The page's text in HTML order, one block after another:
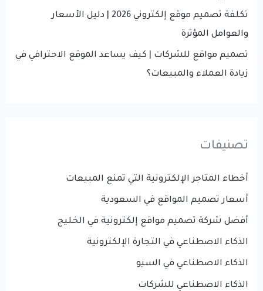
تكلفة تصميم موقع إلكتروني 2026 | دليل الأسعار
والعوامل المؤثرة
تصميم مواقع للشركات | كيف يساعد الموقع الاحترافي في
زيادة العملاء والمبيعات؟
تصنيفات
أخطاء المتاجر الإلكترونية التي تمنع المبيعات
أسعار تصميم المواقع في السعودية
أفضل شركة تصميم مواقع إلكترونية في الخليج
الذكاء الاصطناعي في التجارة الإلكترونية
الذكاء الاصطناعي في السيو
الذكاء الاصطناعي للشركات